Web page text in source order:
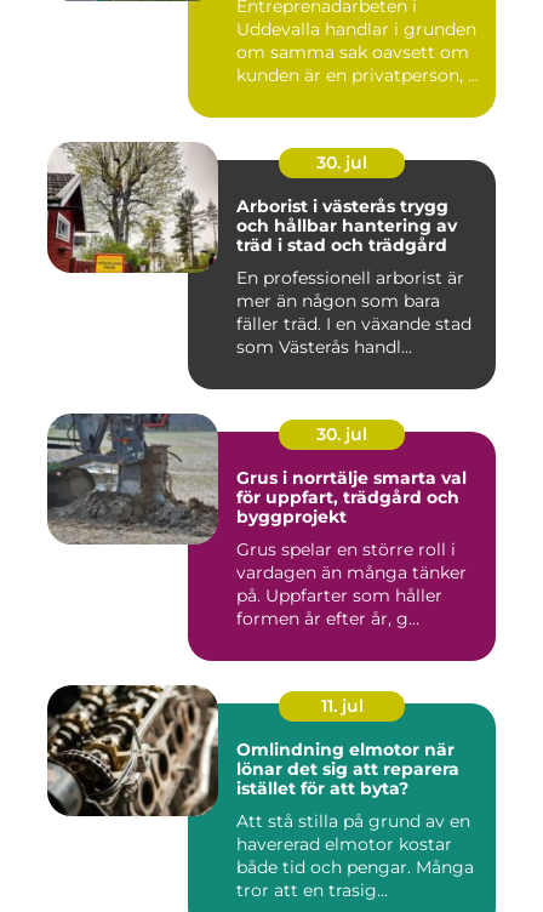
Entreprenadarbeten i
Uddevalla handlar i grunden
om samma sak oavsett om
kunden är en privatperson, ...
30. jul
Arborist i västerås trygg
och hållbar hantering av
träd i stad och trädgård
En professionell arborist är
mer än någon som bara
fäller träd. I en växande stad
som Västerås handl...
30. jul
Grus i norrtälje smarta val
för uppfart, trädgård och
byggprojekt
Grus spelar en större roll i
vardagen än många tänker
på. Uppfarter som håller
formen år efter år, g...
11. jul
Omlindning elmotor när
lönar det sig att reparera
istället för att byta?
Att stå stilla på grund av en
havererad elmotor kostar
både tid och pengar. Många
tror att en trasig...